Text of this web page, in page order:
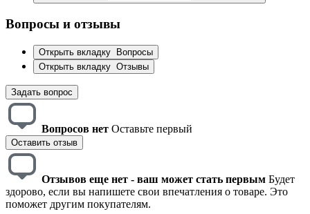
Вопросы и отзывы
Открыть вкладку Вопросы
Открыть вкладку Отзывы
Задать вопрос
Вопросов нет Оставьте первый
Оставить отзыв
Отзывов еще нет - ваш может стать первым Будет
здорово, если вы напишете свои впечатления о товаре. Это
поможет другим покупателям.